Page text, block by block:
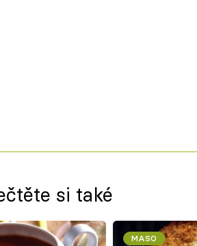
si také
MASO